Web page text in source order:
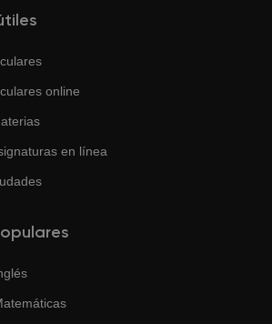
online
en línea